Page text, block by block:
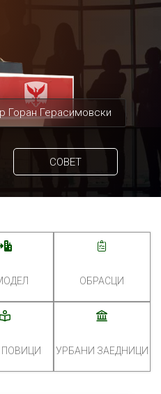
Горан Герасимовски
СОВЕТ
ОБРАСЦИ
ПОВИЦИ УРБАНИ ЗАЕДНИЦИ